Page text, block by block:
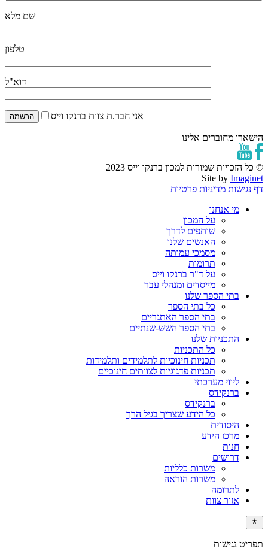
שם מלא
טלפון
דוא"ל
אני חבר.ת צוות ברנקו וייס
הישארו מחוברים אלינו
© כל הזכויות שמורות למכון ברנקו וייס 2023
Site by Imaginet
דף נגישות מדיניות פרטיות
מי אנחנו
על המכון
שותפים לדרך
האנשים שלנו
מסמכי עמותה
תרומות
על ד"ר ברנקו וייס
מייסדים ומנהלי עבר
בתי הספר שלנו
כל בתי הספר
בתי הספר האתגריים
בתי הספר השש-שנתיים
התכניות שלנו
כל התכניות
תכניות חינוכיות לתלמידים ותלמידות
תכניות פדגוגיות לצוותים חינוכיים
ליווי מערכתי
ברנקידס
ברנקידס
כל הידע שצריך בגיל הרך
היסודית
מרכז הידע
חנות
דרושים
משרות כלליות
משרות הוראה
לתרומה
אזור צוות
תפריט נגישות